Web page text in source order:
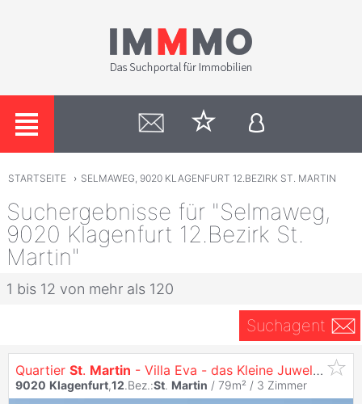
STARTSEITE › SELMAWEG, 9020 KLAGENFURT 12.BEZIRK ST. MARTIN
Suchergebnisse für "Selmaweg,
9020 Klagenfurt 12.Bezirk St.
Martin"
1 bis 12 von mehr als 120
Suchagent
Quartier St. Martin - Villa Eva - das Kleine Juwel am Konradweg
9020 Klagenfurt,12.Bez.:St. Martin / 79m² / 3 Zimmer